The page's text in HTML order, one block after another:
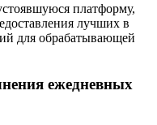
платформу,
лучших в
для обрабатывающей
ежедневных